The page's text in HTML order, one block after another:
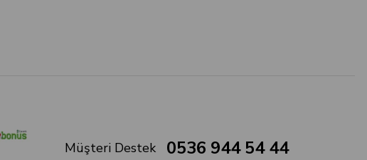
Müşteri Destek 0536 944 54 44